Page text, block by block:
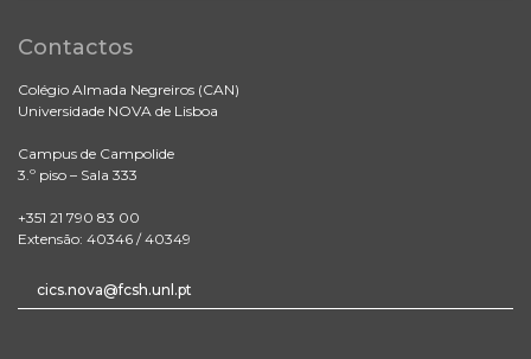
Contactos
Colégio Almada Negreiros (CAN)
Universidade NOVA de Lisboa
Campus de Campolide
3.º piso – Sala 333
+351 21 790 83 00
Extensão: 40346 / 40349
cics.nova@fcsh.unl.pt